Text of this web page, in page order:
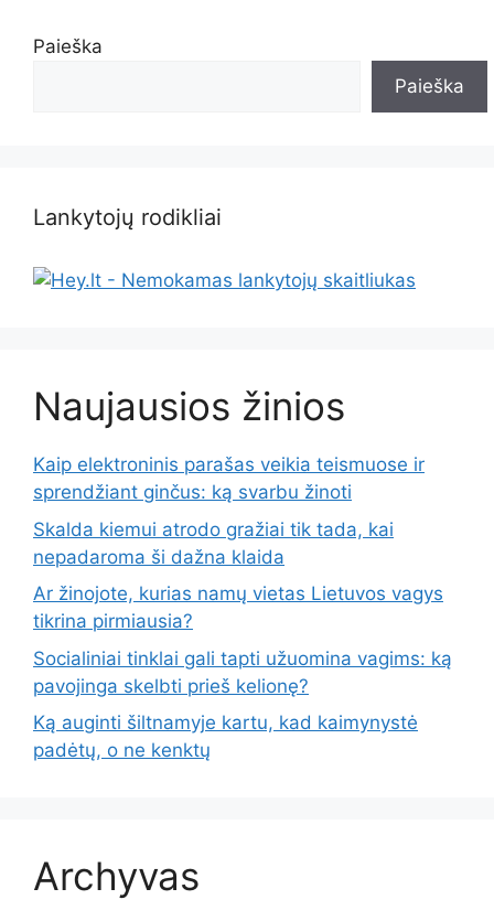
Paieška
Paieška
Lankytojų rodikliai
Naujausios žinios
Kaip elektroninis parašas veikia teismuose ir
sprendžiant ginčus: ką svarbu žinoti
Skalda kiemui atrodo gražiai tik tada, kai
nepadaroma ši dažna klaida
Ar žinojote, kurias namų vietas Lietuvos vagys
tikrina pirmiausia?
Socialiniai tinklai gali tapti užuomina vagims: ką
pavojinga skelbti prieš kelionę?
Ką auginti šiltnamyje kartu, kad kaimynystė
padėtų, o ne kenktų
Archyvas